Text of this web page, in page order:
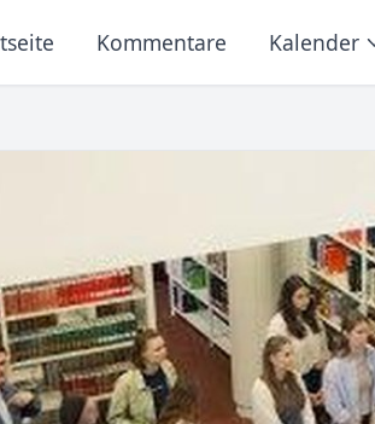
Kommentare Kalender